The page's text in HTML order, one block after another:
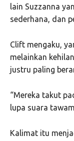
lain Suzzanna
sederhana, dan
Clift mengaku,
melainkan
justru paling
“Mereka takut
lupa suara
Kalimat itu